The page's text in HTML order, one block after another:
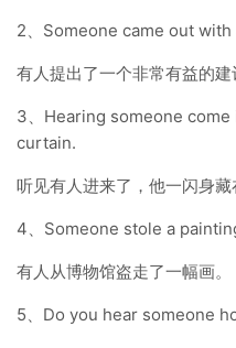
2、Someone came out
有人提出了一个非常有益的建
3、Hearing someone
curtain.
听见有人进来了，他一闪身藏
4、Someone stole a
有人从博物馆盗走了一幅画。
5、Do you hear someone